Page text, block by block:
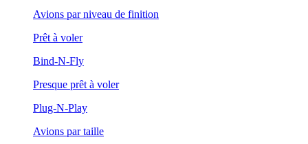
Avions par niveau de finition
Prêt à voler
Bind-N-Fly
Presque prêt à voler
Plug-N-Play
Avions par taille